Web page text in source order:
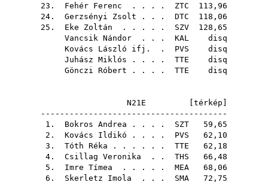
23. Fehér Ferenc . . . . ZTC 113,96
24. Gerzsényi Zsolt . . . DTC 118,06
25. Eke Zoltán . . . . . SZV 128,65
Vancsik Nándor . . . KAL disq
Kovács László ifj.
. PVS disq
Juhász Miklós . . . . TTE disq
Gönczi Róbert . . . . TTE disq
N21E [ térkép
---------------------------------------
1. Bokros Andrea . . . . SZT 59,65
2. Kovács Ildikó . . . . PVS 62,10
3. Tóth Réka . . . . . . TTE 62,18
4. Csillag Veronika . . THS 66,48
5. Imre Tímea . . . . . MEA 68,06
6. Skerletz Imola . . . SMA 72,75